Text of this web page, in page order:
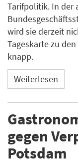
Tarifpolitik. In der
wird sie derzeit
Tageskarte zu
knapp.
Weiterlesen
gegen
Potsdam